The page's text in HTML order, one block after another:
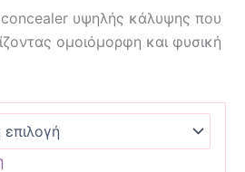
concealer υψηλής κάλυψης που
ομοιόμορφη και φυσική